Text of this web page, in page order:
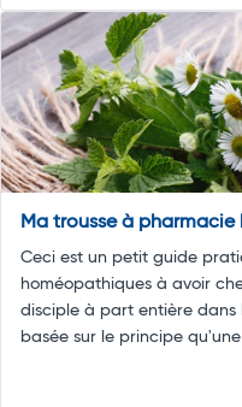
Ma trousse à
Ceci est un petit guide
homéopathiques à avoir
disciple à part entière dans
basée sur le principe qu'une